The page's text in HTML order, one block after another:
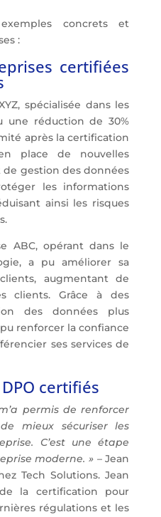
concrets et
:
certifiées
spécialisée dans les
une réduction de 30%
après la certification
place de nouvelles
gestion des données
les informations
ainsi les risques
ABC, opérant dans le
a pu améliorer sa
augmentant de
clients. Grâce à des
des données plus
renforcer la confiance
ses services de
certifiés
permis de renforcer
mieux sécuriser les
C’est une étape
moderne. »– Jean
Tech Solutions. Jean
la certification pour
régulations et les